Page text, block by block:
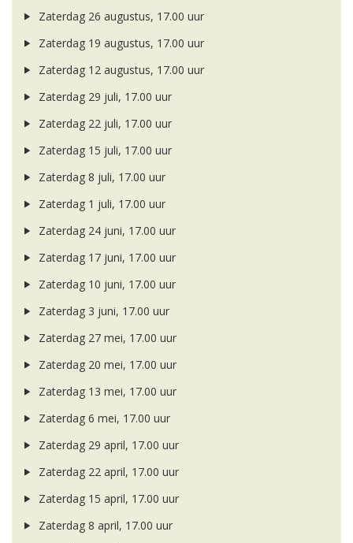
Zaterdag 26 augustus, 17.00 uur
Zaterdag 19 augustus, 17.00 uur
Zaterdag 12 augustus, 17.00 uur
Zaterdag 29 juli, 17.00 uur
Zaterdag 22 juli, 17.00 uur
Zaterdag 15 juli, 17.00 uur
Zaterdag 8 juli, 17.00 uur
Zaterdag 1 juli, 17.00 uur
Zaterdag 24 juni, 17.00 uur
Zaterdag 17 juni, 17.00 uur
Zaterdag 10 juni, 17.00 uur
Zaterdag 3 juni, 17.00 uur
Zaterdag 27 mei, 17.00 uur
Zaterdag 20 mei, 17.00 uur
Zaterdag 13 mei, 17.00 uur
Zaterdag 6 mei, 17.00 uur
Zaterdag 29 april, 17.00 uur
Zaterdag 22 april, 17.00 uur
Zaterdag 15 april, 17.00 uur
Zaterdag 8 april, 17.00 uur